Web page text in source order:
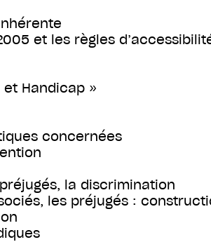
et les règles
et Handicap »
concernées
la discrimination
les préjugés :